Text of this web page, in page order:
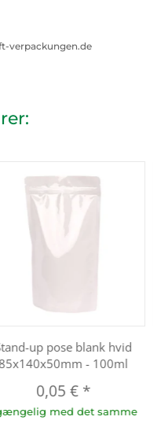
verpackungen.de
up pose blank hvid
- 100ml
0,05 € *
med det samme